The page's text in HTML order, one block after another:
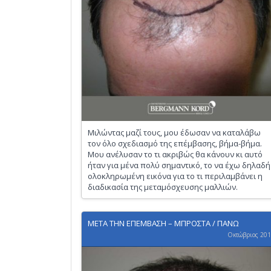
Μιλώντας μαζί τους, μου έδωσαν να καταλάβω
τον όλο σχεδιασμό της επέμβασης, βήμα-βήμα.
Μου ανέλυσαν το τι ακριβώς θα κάνουν κι αυτό
ήταν για μένα πολύ σημαντικό, το να έχω δηλαδή
ολοκληρωμένη εικόνα για το τι περιλαμβάνει η
διαδικασία της μεταμόσχευσης μαλλιών.
ΜΕΤΑ ΤΗΝ ΕΠΕΜΒΑΣΗ – ΜΠΡΟΣΤΑ / ΠΑΝΩ
Οκτώβριος